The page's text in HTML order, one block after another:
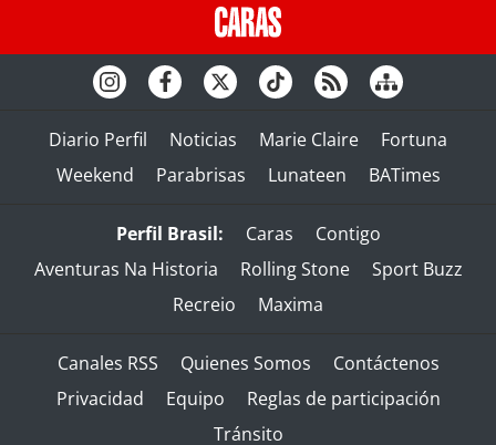
Diario Perfil Noticias Marie Claire
Fortuna
Weekend
Parabrisas Lunateen BATimes
Perfil Brasil: Caras
Contigo
Aventuras Na Historia
Rolling Stone
Sport Buzz
Recreio
Maxima
Canales RSS Quienes Somos
Contáctenos
Privacidad
Equipo
Reglas de participación
Tránsito